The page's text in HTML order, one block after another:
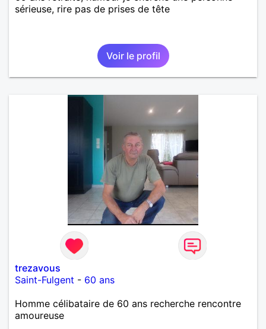
sérieuse, rire pas de prises de tête
Voir le profil
trezavous
Saint-Fulgent - 60 ans
Homme célibataire de 60 ans recherche rencontre
amoureuse